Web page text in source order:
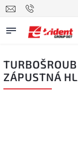
ZÁPUSTNÁ